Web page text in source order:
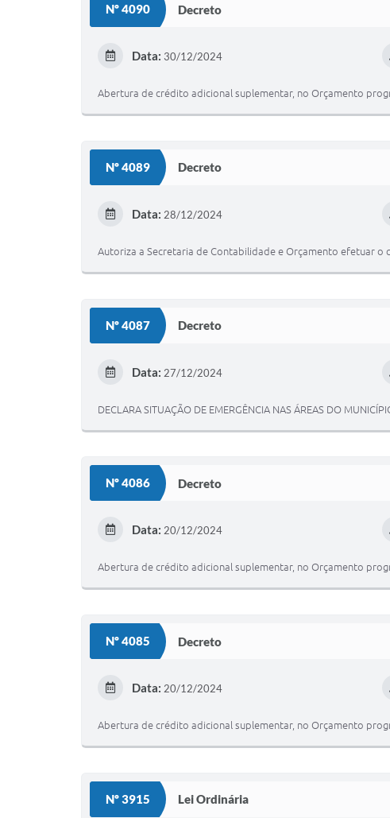
Nº 4090 Decreto
Data: 30/12/2024
Abertura de crédito adicional suplementar, no Orçamento
Nº 4089 Decreto
Data: 28/12/2024
Autoriza a Secretaria de Contabilidade e Orçamento efetuar o
Nº 4087 Decreto
Data: 27/12/2024
DECLARA SITUAÇÃO DE EMERGÊNCIA NAS ÁREAS DO
Nº 4086 Decreto
Data: 20/12/2024
Abertura de crédito adicional suplementar, no Orçamento
Nº 4085 Decreto
Data: 20/12/2024
Abertura de crédito adicional suplementar, no Orçamento
Nº 3915 Lei Ordinária